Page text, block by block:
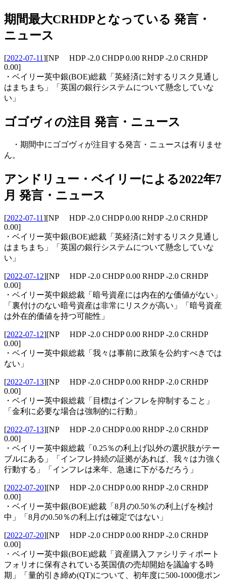
期間最大CRHDPとなっている 発言・
ニュース
[2022-07-11][NP HDP -2.0 CHDP 0.00 RHDP -2.0 CRHDP
0.00]
・ベイリー英中銀(BOE)総裁「英経済に対するリスク見通し
はまちまち」「英国の銀行システムについて懸念していな
い」
ゴゴヴィの注目 発言・ニュース
・期間中にゴゴヴィが注目する発言・ニュースは有りませ
ん。
アンドリュー・ベイリーによる2022年7
月 発言・ニュース
[2022-07-11][NP HDP -2.0 CHDP 0.00 RHDP -2.0 CRHDP
0.00]
・ベイリー英中銀(BOE)総裁「英経済に対するリスク見通し
はまちまち」「英国の銀行システムについて懸念していな
い」
[2022-07-12][NP HDP -2.0 CHDP 0.00 RHDP -2.0 CRHDP
0.00]
・ベイリー英中銀総裁「暗号資産には内在的な価値がない」
「裏付けのない暗号資産は非常にリスクが高い」「暗号資産
は外在的価値を持つ可能性」
[2022-07-12][NP HDP -2.0 CHDP 0.00 RHDP -2.0 CRHDP
0.00]
・ベイリー英中銀総裁「我々は事前に政策を公約すべきでは
ない」
[2022-07-13][NP HDP -2.0 CHDP 0.00 RHDP -2.0 CRHDP
0.00]
・ベイリー英中銀総裁「目標はインフレを抑制すること」
「金利に必要な場合は強制的に行動」
[2022-07-13][NP HDP -2.0 CHDP 0.00 RHDP -2.0 CRHDP
0.00]
・ベイリー英中銀総裁「0.25％の利上げ以外の選択肢がテー
ブルにある」「インフレ持続の証拠があれば、我々は力強く
行動する」「インフレは来年、急速に下がるだろう」
[2022-07-20][NP HDP -2.0 CHDP 0.00 RHDP -2.0 CRHDP
0.00]
・ベイリー英中銀(BOE)総裁「8月の0.50％の利上げを検討
中」「8月の0.50％の利上げは確定ではない」
[2022-07-20][NP HDP -2.0 CHDP 0.00 RHDP -2.0 CRHDP
0.00]
・ベイリー英中銀(BOE)総裁「資産購入ファシリティポート
フォリオに保有されている英国債の売却開始を議論する時
期」「量的引き締め(QT)について、初年度に500-1000億ポン